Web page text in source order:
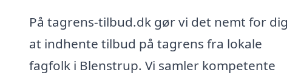
På tagrens-tilbud.dk gør vi det nemt for dig
at indhente tilbud på tagrens fra lokale
fagfolk i Blenstrup. Vi samler kompetente